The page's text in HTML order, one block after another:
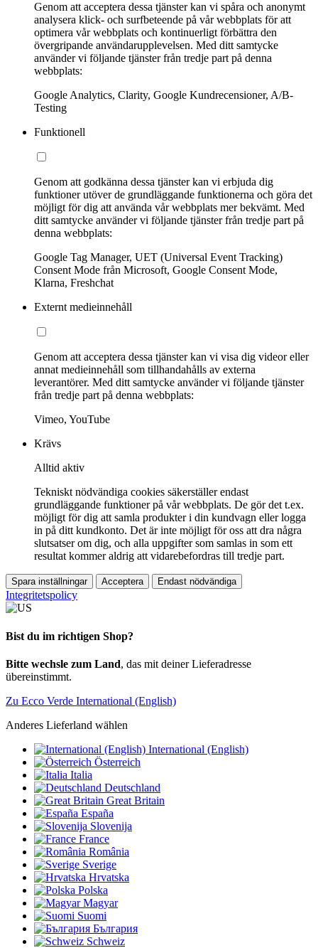
Genom att acceptera dessa tjänster kan vi spåra och anonymt
analysera klick- och surfbeteende på vår webbplats för att
optimera vår webbplats och kontinuerligt förbättra den
övergripande användarupplevelsen. Med ditt samtycke
använder vi följande tjänster från tredje part på denna
webbplats:
Google Analytics, Clarity, Google Kundrecensioner, A/B-
Testing
Funktionell
Genom att godkänna dessa tjänster kan vi erbjuda dig
funktioner utöver de grundläggande funktionerna och göra det
möjligt för dig att använda vår webbplats mer bekvämt. Med
ditt samtycke använder vi följande tjänster från tredje part på
denna webbplats:
Google Tag Manager, UET (Universal Event Tracking)
Consent Mode från Microsoft, Google Consent Mode,
Klarna, Freshchat
Externt medieinnehåll
Genom att acceptera dessa tjänster kan vi visa dig videor eller
annat medieinnehåll som tillhandahålls av externa
leverantörer. Med ditt samtycke använder vi följande tjänster
från tredje part på denna webbplats:
Vimeo, YouTube
Krävs
Alltid aktiv
Tekniskt nödvändiga cookies säkerställer endast
grundläggande funktioner på vår webbplats. De gör det t.ex.
möjligt för dig att samla produkter i din kundvagn eller logga
in på ditt kundkonto. Det är inte möjligt för oss att dra några
slutsatser om dig, och alla uppgifter som samlas in som ett
resultat kommer aldrig att vidarebefordras till tredje part.
Spara inställningar Acceptera Endast nödvändiga
Integritetspolicy
Bist du im richtigen Shop?
Bitte wechsle zum Land, das mit deiner Lieferadresse
übereinstimmt.
Zu Ecco Verde International (English)
Anderes Lieferland wählen
International (English)
Österreich
Italia
Deutschland
Great Britain
España
Slovenija
France
România
Sverige
Hrvatska
Polska
Magyar
Suomi
България
Schweiz